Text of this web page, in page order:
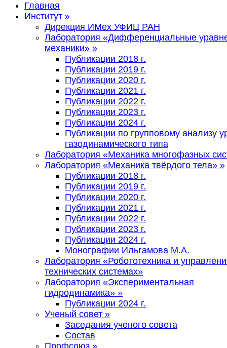
Главная
Институт »
Дирекция ИМех УФИЦ РАН
Лаборатория «Дифференциальные
механики» »
Публикации 2018 г.
Публикации 2019 г.
Публикации 2020 г.
Публикации 2021 г.
Публикации 2022 г.
Публикации 2023 г.
Публикации 2024 г.
Публикации по групповому анализу
газодинамического типа
Лаборатория «Механика многофазных
Лаборатория «Механика твёрдого тела» »
Публикации 2018 г.
Публикации 2019 г.
Публикации 2020 г.
Публикации 2021 г.
Публикации 2022 г.
Публикации 2023 г.
Публикации 2024 г.
Монографии Ильгамова М.А.
Лаборатория «Робототехника и
технических системах»
Лаборатория «Экспериментальная
гидродинамика» »
Публикации 2024 г.
Ученый совет »
Заседания ученого совета
Состав